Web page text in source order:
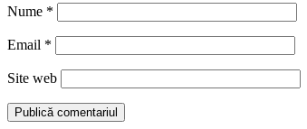
Nume *
Email *
Site web